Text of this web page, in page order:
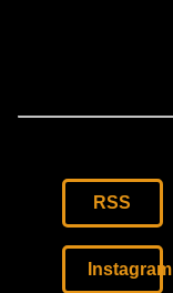
RSS
Instagram